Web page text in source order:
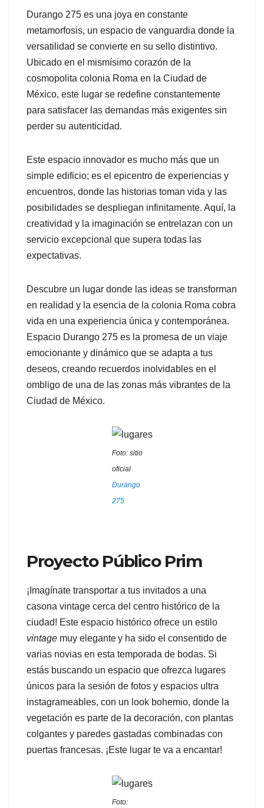
Durango 275 es una joya en constante
metamorfosis, un espacio de vanguardia donde la
versatilidad se convierte en su sello distintivo.
Ubicado en el mismísimo corazón de la
cosmopolita colonia Roma en la Ciudad de
México, este lugar se redefine constantemente
para satisfacer las demandas más exigentes sin
perder su autenticidad.
Este espacio innovador es mucho más que un
simple edificio; es el epicentro de experiencias y
encuentros, donde las historias toman vida y las
posibilidades se despliegan infinitamente. Aquí, la
creatividad y la imaginación se entrelazan con un
servicio excepcional que supera todas las
expectativas.
Descubre un lugar donde las ideas se transforman
en realidad y la esencia de la colonia Roma cobra
vida en una experiencia única y contemporánea.
Espacio Durango 275 es la promesa de un viaje
emocionante y dinámico que se adapta a tus
deseos, creando recuerdos inolvidables en el
ombligo de una de las zonas más vibrantes de la
Ciudad de México.
Foto: sitio
oficial
Durango
275
Proyecto Público Prim
¡Imagínate transportar a tus invitados a una
casona vintage cerca del centro histórico de la
ciudad! Este espacio histórico ofrece un estilo
vintage muy elegante y ha sido el consentido de
varias novias en esta temporada de bodas. Si
estás buscando un espacio que ofrezca lugares
únicos para la sesión de fotos y espacios ultra
instagrameables, con un look bohemio, donde la
vegetación es parte de la decoración, con plantas
colgantes y paredes gastadas combinadas con
puertas francesas. ¡Este lugar te va a encantar!
Foto: